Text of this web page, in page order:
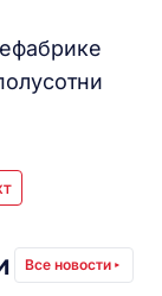
Все новости